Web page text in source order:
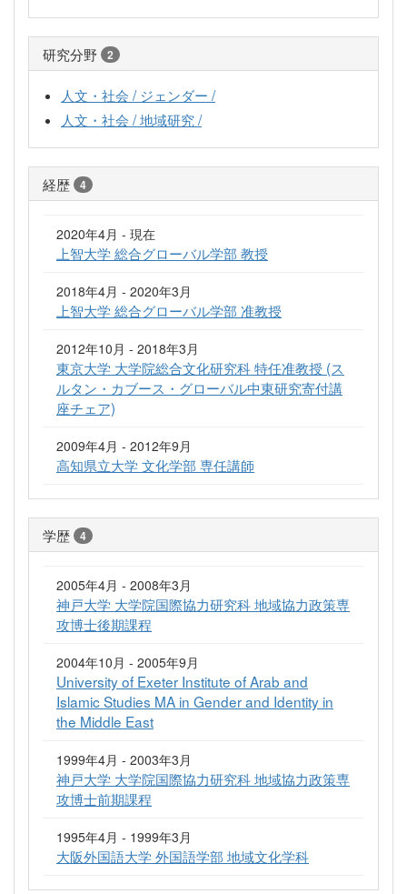
研究分野 2
人文・社会 / ジェンダー /
人文・社会 / 地域研究 /
経歴 4
2020年4月 - 現在
上智大学 総合グローバル学部 教授
2018年4月 - 2020年3月
上智大学 総合グローバル学部 准教授
2012年10月 - 2018年3月
東京大学 大学院総合文化研究科 特任准教授 (ス
ルタン・カブース・グローバル中東研究寄付講
座チェア)
2009年4月 - 2012年9月
高知県立大学 文化学部 専任講師
学歴 4
2005年4月 - 2008年3月
神戸大学 大学院国際協力研究科 地域協力政策専
攻博士後期課程
2004年10月 - 2005年9月
University of Exeter Institute of Arab and
Islamic Studies MA in Gender and Identity in
the Middle East
1999年4月 - 2003年3月
神戸大学 大学院国際協力研究科 地域協力政策専
攻博士前期課程
1995年4月 - 1999年3月
大阪外国語大学 外国語学部 地域文化学科